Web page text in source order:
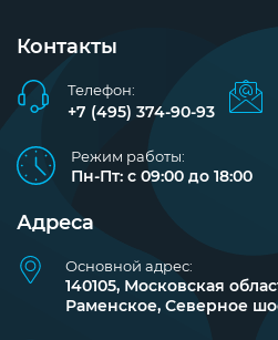
Контакты
Телефон:
+7 (495) 374-90-93
Режим работы:
Пн-Пт: с 09:00 до 18:00
Адреса
Основной адрес:
140105, Московская
Раменское, Северное